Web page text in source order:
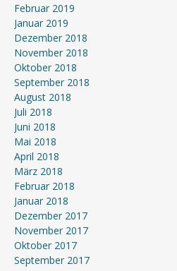
Februar 2019
Januar 2019
Dezember 2018
November 2018
Oktober 2018
September 2018
August 2018
Juli 2018
Juni 2018
Mai 2018
April 2018
März 2018
Februar 2018
Januar 2018
Dezember 2017
November 2017
Oktober 2017
September 2017